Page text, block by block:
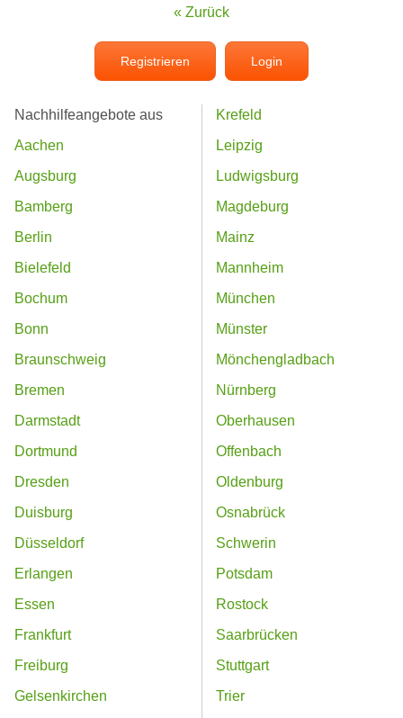
« Zurück
Registrieren Login
Nachhilfeangebote aus
Aachen
Augsburg
Bamberg
Berlin
Bielefeld
Bochum
Bonn
Braunschweig
Bremen
Darmstadt
Dortmund
Dresden
Duisburg
Düsseldorf
Erlangen
Essen
Frankfurt
Freiburg
Gelsenkirchen
Krefeld
Leipzig
Ludwigsburg
Magdeburg
Mainz
Mannheim
München
Münster
Mönchengladbach
Nürnberg
Oberhausen
Offenbach
Oldenburg
Osnabrück
Schwerin
Potsdam
Rostock
Saarbrücken
Stuttgart
Trier